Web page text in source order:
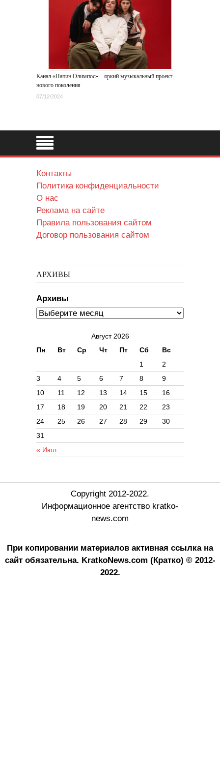
Канал «Папин Олимпос» – яркий музыкальный проект
нового поколения
07/12/2024
Контакты
Политика конфиденциальности
О нас
Реклама на сайте
Правила пользования сайтом
Договор пользования сайтом
АРХИВЫ
Архивы
Август 2026
Пн
Вт Ср Чт Пт Сб Вс
« Июл
1
2
3
4 5 6 7 8
9
10
11 12 13 14 15
16
17
18 19 20 21 22
23
24
25 26 27 28 29
30
31
Copyright 2012-2022.
Информационное агентство kratko-
news.com
При копировании материалов активная ссылка на
сайт обязательна. KratkoNews.com (Кратко) © 2012-
2022.